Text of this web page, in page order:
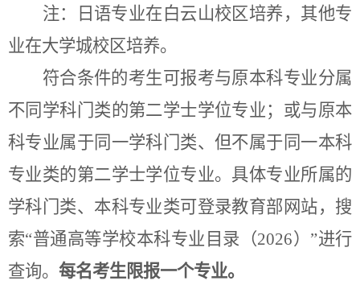
注：日语专业在白云山校区培养，其他专
业在大学城校区培养。
符合条件的考生可报考与原本科专业分属
不同学科门类的第二学士学位专业；或与原本
科专业属于同一学科门类、但不属于同一本科
专业类的第二学士学位专业。具体专业所属的
学科门类、本科专业类可登录教育部网站，搜
索“普通高等学校本科专业目录（2026）”进行
查询。 每名考生限报一个专业。